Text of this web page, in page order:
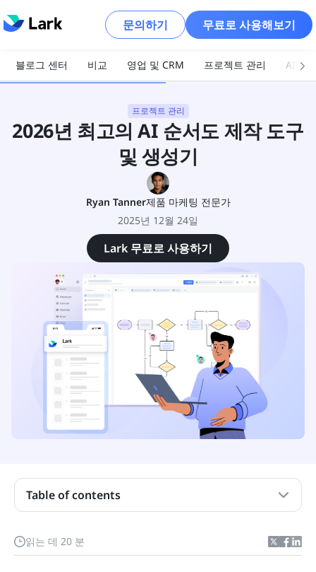
문의하기 무료로 사용해보기
블로그 센터 비교 영업 및 CRM 프로젝트 관리 AI 및
프로젝트 관리
2026년 최고의 AI 순서도 제작 도구
및 생성기
Ryan Tanner제품 마케팅 전문가
2025년 12월 24일
Lark 무료로 사용하기
읽는 데 20 분
Table of contents